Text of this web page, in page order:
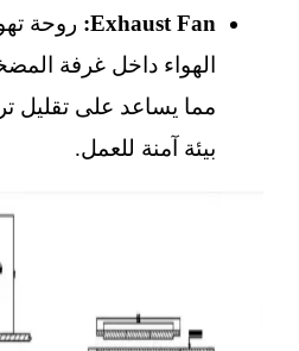
Exhaust Fan: روحة
الهواء داخل غرفة
مما يساعد على تقليل
بيئة آمنة للعمل.